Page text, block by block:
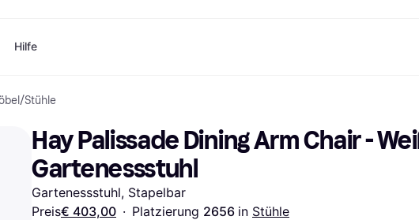
zu 30
Shops entdecken
Mitgliedschaft
Klarna GuthabenFlexkonto
Festgeldkonto
Shops
H&M
Temu
Kaufland.at
Samsung
Schönheit & Gesundheit
Bekleidung & Accessoires
Spielzeug & Hobbys
Möbel & Haushalt
TV & Audio
Sport & Freizeit
Mobilgeräte & Wearables
Kinder & Familie
Haushaltsgeräte
Hilfe
/Stühle
Hay Palissade Dining Arm Chair -
Gartenessstuhl
Gartenessstuhl, Stapelbar
Preis€ 403,00 · Platzierung 2656 in Stühle